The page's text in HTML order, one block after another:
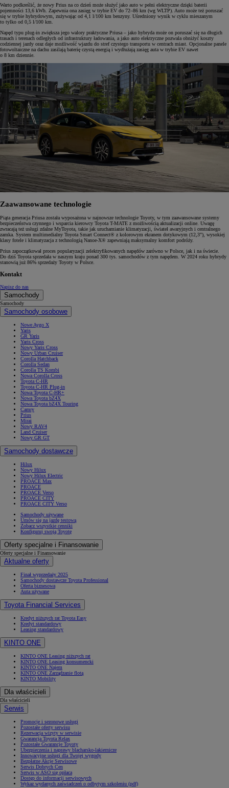
Warto podkreślić, że nowy Prius na co dzień może służyć jako auto w pełni elektryczne dzięki baterii
pojemności 13,6 kWh. Zapewnia ona zasięg w trybie EV do 72–86 km (wg WLTP). Auto może też poruszać
się w trybie hybrydowym, zużywając od 4,1 l/100 km benzyny. Uśredniony wynik w cyklu mieszanym
to tylko od 0,5 l/100 km.
Napęd typu plug-in zwiększa jego walory praktyczne Priusa – jako hybryda może on poruszać się na długich
trasach i terenach odległych od infrastruktury ładowania, a jako auto elektryczne pozwala obniżyć koszty
codziennej jazdy oraz daje możliwość wjazdu do stref czystego transportu w centrach miast. Opcjonalne panele
fotowoltaiczne na dachu zasilają baterię czystą energią i wydłużają zasięg auta w trybie EV nawet
o 8 km dziennie.
Zaawansowane technologie
Piąta generacja Priusa została wyposażona w najnowsze technologie Toyoty, w tym zaawansowane systemy
bezpieczeństwa czynnego i wsparcia kierowcy Toyota T-MATE z możliwością aktualizacji online. Uwagę
zwracają też usługi zdalne MyToyota, takie jak uruchamianie klimatyzacji, świateł awaryjnych i centralnego
zamka. System multimedialny Toyota Smart Connect® z kolorowym ekranem dotykowym (12,3"), wysokiej
klasy fotele i klimatyzacja z technologią Nanoe-X® zapewniają maksymalny komfort podróży.
Prius zapoczątkował proces popularyzacji zelektryfikowanych napędów zarówno w Polsce, jak i na świecie.
Do dziś Toyota sprzedała w naszym kraju ponad 300 tys. samochodów z tym napędem. W 2024 roku hybrydy
stanowią już 86% sprzedaży Toyoty w Polsce.
Kontakt
Napisz do nas
Samochody
Samochody
Samochody osobowe
Nowe Aygo X
Yaris
GR Yaris
Yaris Cross
Nowy Yaris Cross
Nowy Urban Cruiser
Corolla Hatchback
Corolla Sedan
Corolla TS Kombi
Nowa Corolla Cross
Toyota C-HR
Toyota C-HR Plug-in
Nowa Toyota C-HR+
Nowa Toyota bZ4X
Nowa Toyota bZ4X Touring
Camry
Prius
Mirai
Nowy RAV4
Land Cruiser
Nowy GR GT
Samochody dostawcze
Hilux
Nowy Hilux
Nowy Hilux Electric
PROACE Max
PROACE
PROACE Verso
PROACE CITY
PROACE CITY Verso
Samochody używane
Umów się na jazdę testową
Zobacz wszystkie cenniki
Konfiguruj swoją Toyotę
Oferty specjalne i Finansowanie
Oferty specjalne i Finansowanie
Aktualne oferty
Finał wyprzedaży 2025
Samochody dostawcze Toyota Professional
Oferta biznesowa
Auta używane
Toyota Financial Services
Kredyt niższych rat Toyota Easy
Kredyt standardowy
Leasing standardowy
KINTO ONE
KINTO ONE Leasing niższych rat
KINTO ONE Leasing konsumencki
KINTO ONE Najem
KINTO ONE Zarządzanie flotą
KINTO Mobility
Dla właścicieli
Dla właścicieli
Serwis
Promocje i sezonowe usługi
Pozostałe oferty serwisu
Rezerwacja wizyty w serwisie
Gwarancja Toyota Relax
Pozostałe Gwarancje Toyoty
Ubezpieczenia i naprawy blacharsko-lakiernicze
Innowacyjne usługi dla Twojej wygody
Bezpłatne Akcje Serwisowe
Serwis Dobrych Cen
Serwis w ASO się opłaca
Dostęp do informacji serwisowych
Wykaz wydanych zaświadczeń o odbytym szkoleniu (pdf)